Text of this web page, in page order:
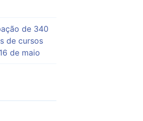
de 340
de cursos
de maio